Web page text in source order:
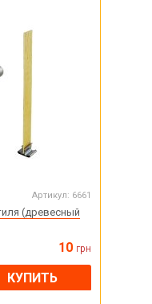
Артикул: 6661
(древесный
10 грн
КУПИТЬ